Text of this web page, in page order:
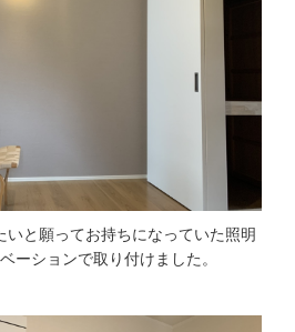
いと願ってお持ちになっていた照明
ーションで取り付けました。